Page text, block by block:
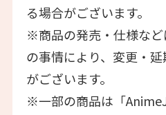
る場合がございます。
※商品の発売・仕様な
の事情により、変更・
がございます。
※一部の商品は「